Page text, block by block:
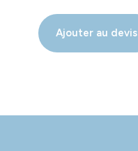
Ajouter au devis